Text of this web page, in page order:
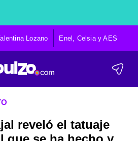
Lozano Enel, Celsia y AES
reveló el tatuaje